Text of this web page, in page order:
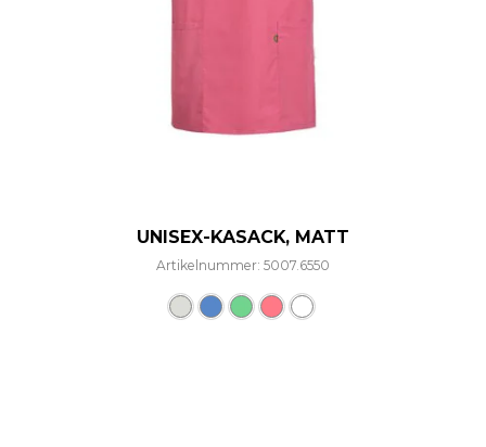
UNISEX-KASACK, MATT
Artikelnummer: 5007.6550